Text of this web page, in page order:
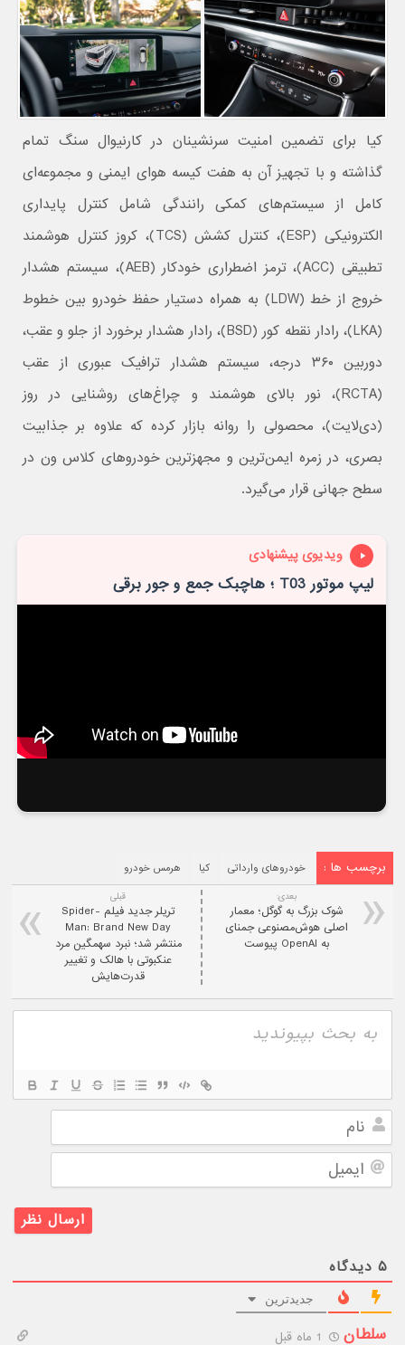
کیا برای تضمین امنیت سرنشینان در کارنیوال سنگ تمام
گذاشته و با تجهیز آن به هفت کیسه هوای ایمنی و مجموعه‌ای
کامل از سیستم‌های کمکی رانندگی شامل کنترل پایداری
الکترونیکی (ESP)، کنترل کشش (TCS)، کروز کنترل هوشمند
تطبیقی (ACC)، ترمز اضطراری خودکار (AEB)، سیستم هشدار
خروج از خط (LDW) به همراه دستیار حفظ خودرو بین خطوط
(LKA)، رادار نقطه کور (BSD)، رادار هشدار برخورد از جلو و عقب،
دوربین ۳۶۰ درجه، سیستم هشدار ترافیک عبوری از عقب
(RCTA)، نور بالای هوشمند و چراغ‌های روشنایی در روز
(دی‌لایت)، محصولی را روانه بازار کرده که علاوه بر جذابیت
بصری، در زمره ایمن‌ترین و مجهزترین خودروهای کلاس ون در
سطح جهانی قرار می‌گیرد.
ویدیوی پیشنهادی
‫‫لیپ موتور T03 ؛ هاچبک جمع و جور برقی
برچسب ها : خودروهای وارداتی کیا هرمس خودرو
قبلی
تریلر جدید فیلم Spider-
Man: Brand New Day
منتشر شد؛ نبرد سهمگین مرد
عنکبوتی با هالک و تغییر
قدرت‌هایش
بعدی:
شوک بزرگ به گوگل؛ معمار
اصلی هوش‌مصنوعی جمنای
به OpenAI پیوست
ایمیل
۵ دیدگاه
جدیدترین
سلطان